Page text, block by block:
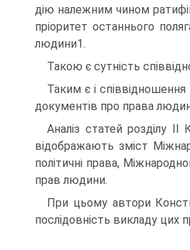
дію належним чином
пріоритет останнього
людини1.
Такою є сутність
Таким є і
документів про права
Аналіз статей розділу
відображають зміст
політичні права,
прав людини.
При цьому автори
послідовність викладу цих